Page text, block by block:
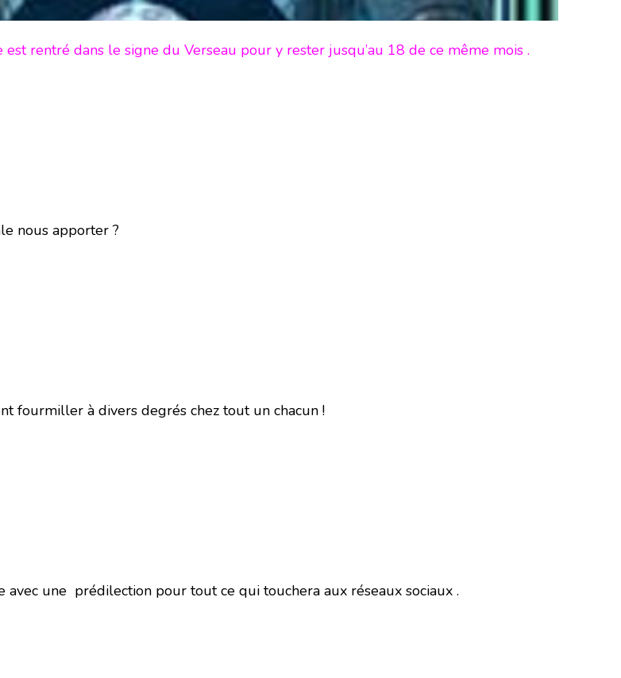
rentré dans le signe du Verseau pour y rester jusqu’au 18 de ce même mois .
nous apporter ?
fourmiller à divers degrés chez tout un chacun !
avec une prédilection pour tout ce qui touchera aux réseaux sociaux .